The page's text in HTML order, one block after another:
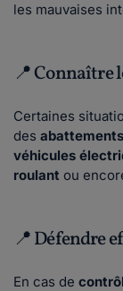
les mauvaises
📍 Connaître
Certaines
des abattements
véhicules
roulant ou
📍 Défendre
En cas de